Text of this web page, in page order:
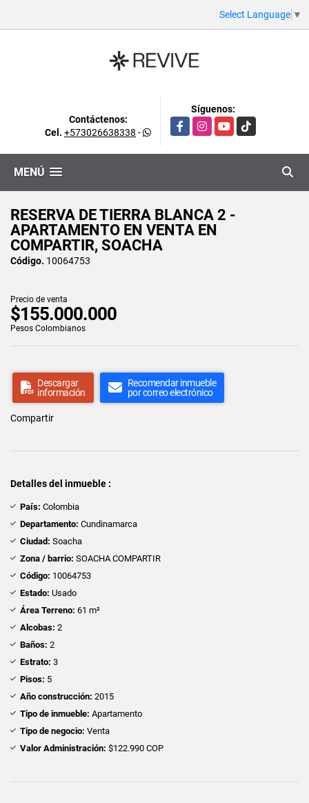
Select Language ▼
Contáctenos:
Cel. +573026638338 -
Síguenos:
FacebookInstagramYouTubeTikTok
MENÚ
RESERVA DE TIERRA BLANCA 2 -
APARTAMENTO EN VENTA EN
COMPARTIR, SOACHA
Código. 10064753
Precio de venta
$155.000.000
Pesos Colombianos
Descargar
información
Recomendar inmueble
por correo electrónico
Compartir
Detalles del inmueble :
País: Colombia
Departamento: Cundinamarca
Ciudad: Soacha
Zona / barrio: SOACHA COMPARTIR
Código: 10064753
Estado: Usado
Área Terreno: 61 m²
Alcobas: 2
Baños: 2
Estrato: 3
Pisos: 5
Año construcción: 2015
Tipo de inmueble: Apartamento
Tipo de negocio: Venta
Valor Administración: $122.990 COP